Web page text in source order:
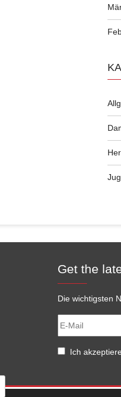
Get the
Die wichtigsten
Ich